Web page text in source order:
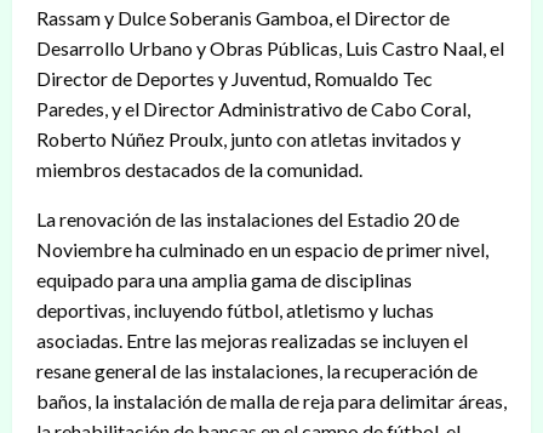
Rassam y Dulce Soberanis Gamboa, el Director de
Desarrollo Urbano y Obras Públicas, Luis Castro Naal, el
Director de Deportes y Juventud, Romualdo Tec
Paredes, y el Director Administrativo de Cabo Coral,
Roberto Núñez Proulx, junto con atletas invitados y
miembros destacados de la comunidad.
La renovación de las instalaciones del Estadio 20 de
Noviembre ha culminado en un espacio de primer nivel,
equipado para una amplia gama de disciplinas
deportivas, incluyendo fútbol, atletismo y luchas
asociadas. Entre las mejoras realizadas se incluyen el
resane general de las instalaciones, la recuperación de
baños, la instalación de malla de reja para delimitar áreas,